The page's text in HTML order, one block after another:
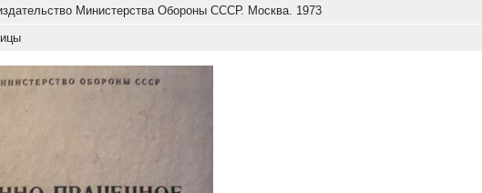
Министерства Обороны СССР. Москва. 1973